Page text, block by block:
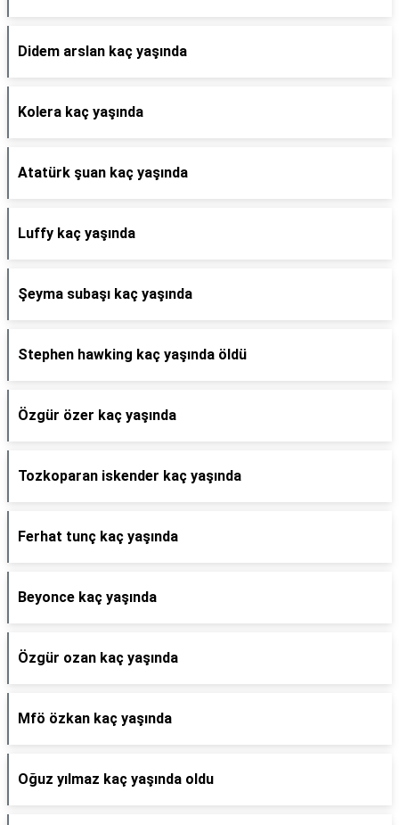
Didem arslan kaç yaşında
Kolera kaç yaşında
Atatürk şuan kaç yaşında
Luffy kaç yaşında
Şeyma subaşı kaç yaşında
Stephen hawking kaç yaşında öldü
Özgür özer kaç yaşında
Tozkoparan iskender kaç yaşında
Ferhat tunç kaç yaşında
Beyonce kaç yaşında
Özgür ozan kaç yaşında
Mfö özkan kaç yaşında
Oğuz yılmaz kaç yaşında oldu